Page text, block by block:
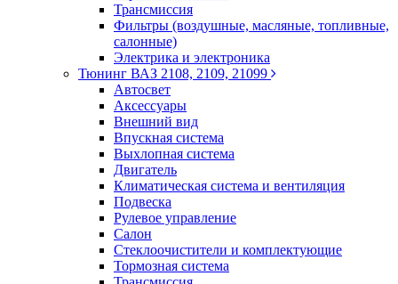
Трансмиссия
Фильтры (воздушные, масляные, топливные,
салонные)
Электрика и электроника
Тюнинг ВАЗ 2108, 2109, 21099
Автосвет
Аксессуары
Внешний вид
Впускная система
Выхлопная система
Двигатель
Климатическая система и вентиляция
Подвеска
Рулевое управление
Салон
Стеклоочистители и комплектующие
Тормозная система